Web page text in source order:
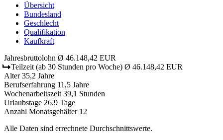
Übersicht
Bundesland
Geschlecht
Qualifikation
Kaufkraft
Jahresbruttolohn Ø 46.148,42 EUR
Teilzeit (ab 30 Stunden pro Woche) Ø 46.148,42 EUR
Alter 35,2 Jahre
Berufserfahrung 11,5 Jahre
Wochenarbeitszeit 39,1 Stunden
Urlaubstage 26,9 Tage
Anzahl Monatsgehälter 12
Alle Daten sind errechnete Durchschnittswerte.